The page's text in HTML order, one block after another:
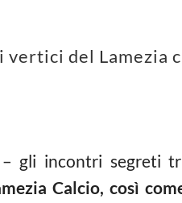
vertici del Lamezia
gli incontri segreti
Calcio, così